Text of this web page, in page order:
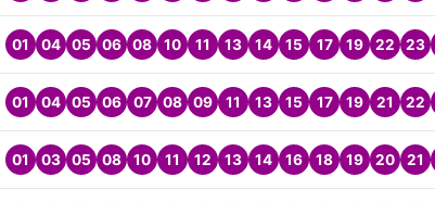
01 04 05 06 08 10 11 13 14 15 17 19 22 23
01 04 05 06 07 08 09 11 13 15 17 19 21 22
01 03 05 08 10 11 12 13 14 16 18 19 20 21